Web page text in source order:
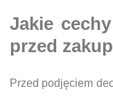
Jakie
przed
Przed podjęciem